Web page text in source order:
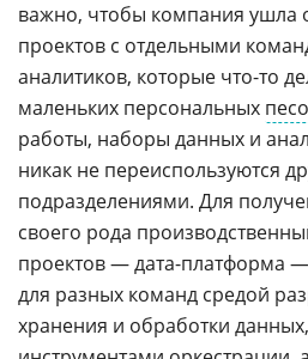
важно, чтобы компания ушла
проектов с отдельными
аналитиков, которые что-то
маленьких персональных
работы, наборы данных и
никак не переиспользуются
подразделениями. Для
своего рода
проектов — дата-платформа
для разных команд средой
хранения и обработки